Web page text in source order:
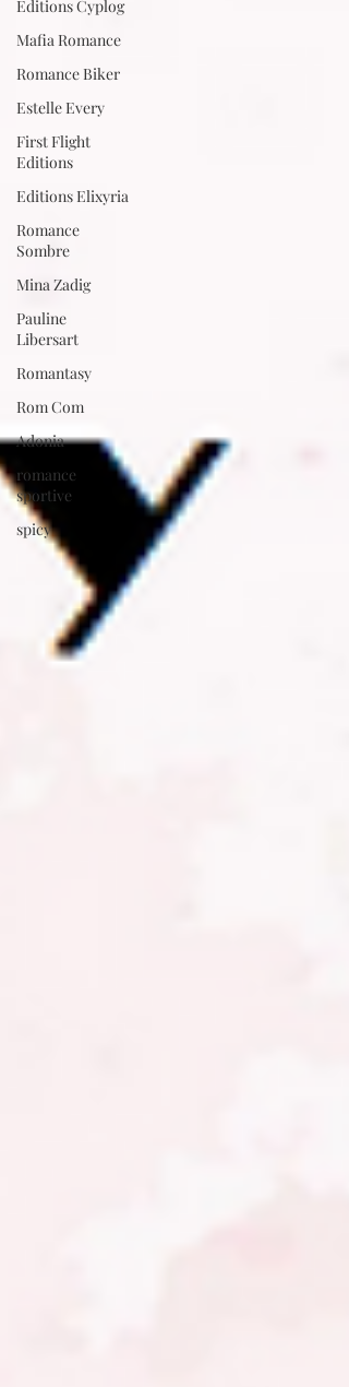
Editions Cyplog
Mafia Romance
Romance Biker
Estelle Every
First Flight
Editions
Editions Elixyria
Romance
Sombre
Mina Zadig
Pauline
Libersart
Romantasy
Rom Com
Adonia
romance
sportive
spicy